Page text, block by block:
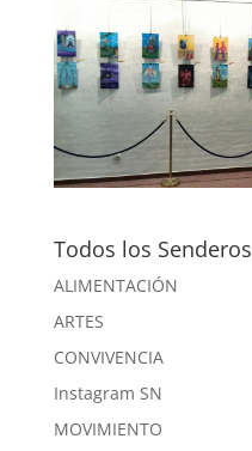
Todos los Senderos
ALIMENTACIÓN
ARTES
CONVIVENCIA
Instagram SN
MOVIMIENTO